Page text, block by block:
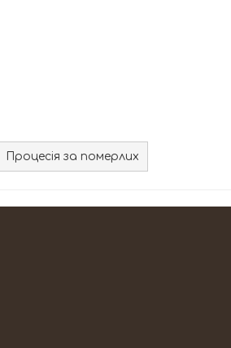
Процесія за померлих